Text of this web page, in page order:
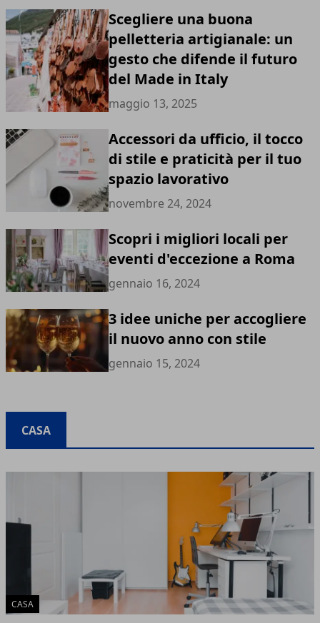
Scegliere una buona
pelletteria artigianale: un
gesto che difende il futuro
del Made in Italy
maggio 13, 2025
Accessori da ufficio, il tocco
di stile e praticità per il tuo
spazio lavorativo
novembre 24, 2024
Scopri i migliori locali per
eventi d'eccezione a Roma
gennaio 16, 2024
3 idee uniche per accogliere
il nuovo anno con stile
gennaio 15, 2024
CASA
CASA